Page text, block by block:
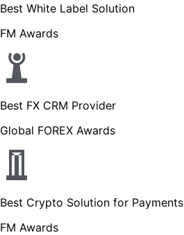
Best White Label Solution
FM Awards
Best FX CRM Provider
Global FOREX Awards
Best Crypto Solution for Payments
FM Awards